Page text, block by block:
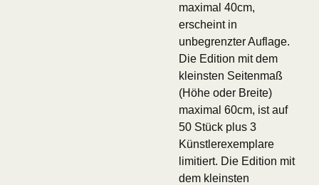
maximal 40cm,
erscheint in
unbegrenzter Auflage.
Die Edition mit dem
kleinsten Seitenmaß
(Höhe oder Breite)
maximal 60cm, ist auf
50 Stück plus 3
Künstlerexemplare
limitiert. Die Edition mit
dem kleinsten